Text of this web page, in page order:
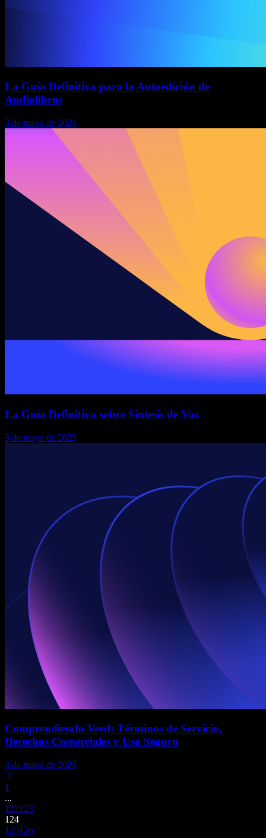
La Guía Definitiva para la Autoedición de
Audiolibros
3 de mayo de 2023
La Guía Definitiva sobre Síntesis de Voz
3 de mayo de 2023
Comprendiendo Veed: Términos de Servicio,
Derechos Comerciales y Uso Seguro
3 de mayo de 2023
1
...
122123
124
125126